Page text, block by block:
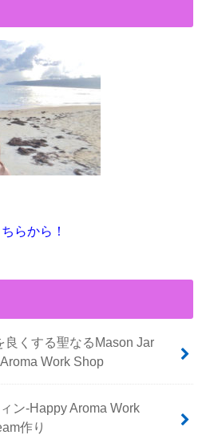
らから！
良くする聖なるMason Jar
Work Shop
ン-Happy Aroma Work
作り